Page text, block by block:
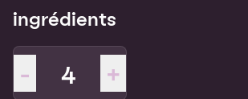
ingrédients
- +